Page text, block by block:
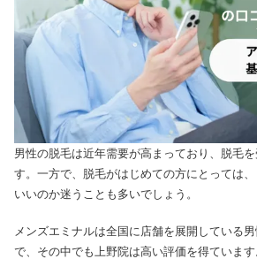
男性の脱毛は近年需要が高まっており、脱毛
す。 一方で、脱毛がはじめての方にとっては
いいのか迷うことも多いでしょう。
メンズエミナルは全国に店舗を展開している
で、その中でも上野院は高い評価を得ています